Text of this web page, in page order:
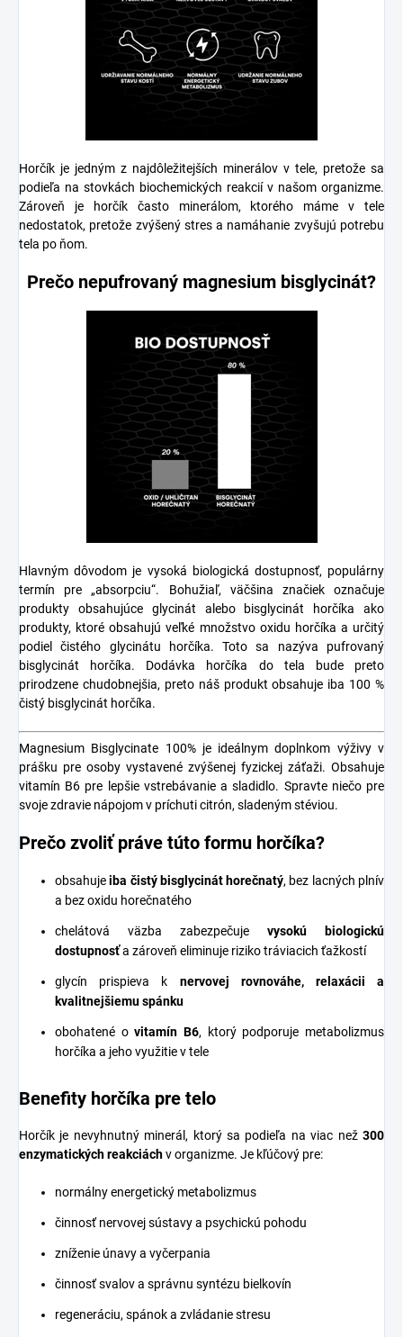
Horčík je jedným z najdôležitejších minerálov v tele, pretože sa
podieľa na stovkách biochemických reakcií v našom organizme.
Zároveň je horčík často minerálom, ktorého máme v tele
nedostatok, pretože zvýšený stres a namáhanie zvyšujú potrebu
tela po ňom.
Prečo nepufrovaný magnesium bisglycinát?
Hlavným dôvodom je vysoká biologická dostupnosť, populárny
termín pre „absorpciu“. Bohužiaľ, väčšina značiek označuje
produkty obsahujúce glycinát alebo bisglycinát horčíka ako
produkty, ktoré obsahujú veľké množstvo oxidu horčíka a určitý
podiel čistého glycinátu horčíka. Toto sa nazýva pufrovaný
bisglycinát horčíka. Dodávka horčíka do tela bude preto
prirodzene chudobnejšia, preto náš produkt obsahuje iba 100 %
čistý bisglycinát horčíka.
Magnesium Bisglycinate 100% je ideálnym doplnkom výživy v
prášku pre osoby vystavené zvýšenej fyzickej záťaži. Obsahuje
vitamín B6 pre lepšie vstrebávanie a sladidlo. Spravte niečo pre
svoje zdravie nápojom v príchuti citrón, sladeným stéviou.
Prečo zvoliť práve túto formu horčíka?
obsahujeiba čistý bisglycinát horečnatý, bez lacných plnív
a bez oxidu horečnatého
chelátová väzba zabezpečuje vysokú biologickú
dostupnosťa zároveň eliminuje riziko tráviacich ťažkostí
glycín prispieva k nervovej rovnováhe, relaxácii a
kvalitnejšiemu spánku
obohatené ovitamín B6, ktorý podporuje metabolizmus
horčíka a jeho využitie v tele
Benefity horčíka pre telo
Horčík je nevyhnutný minerál, ktorý sa podieľa na viac než 300
enzymatických reakciáchv organizme. Je kľúčový pre:
normálny energetický metabolizmus
činnosť nervovej sústavy a psychickú pohodu
zníženie únavy a vyčerpania
činnosť svalov a správnu syntézu bielkovín
regeneráciu, spánok a zvládanie stresu